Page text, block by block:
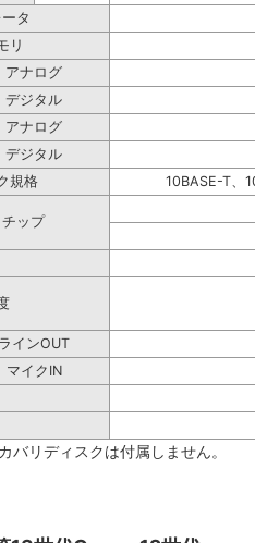
タ
リ
アナログ
デジタル
アナログ
デジタル
規格 10BASE-T、
ップ
ラインOUT
マイクIN
リディスクは付属しません。